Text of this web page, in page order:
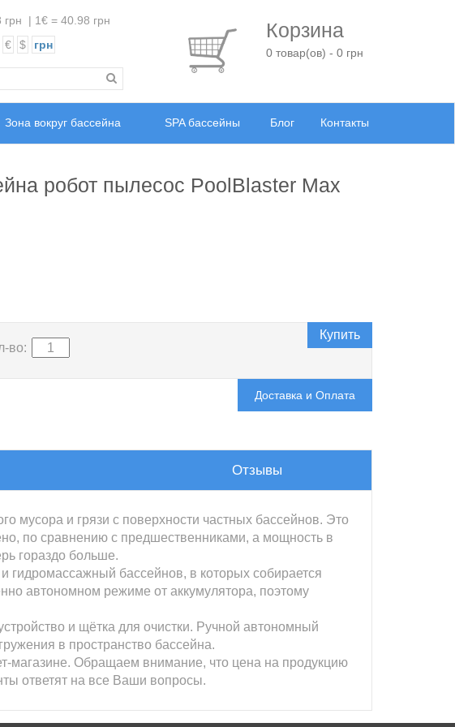
грн | 1€ = 40.98 грн
€
$ грн
Корзина
0 товар(ов) - 0 грн
Зона вокруг бассейна SPA бассейны Блог Контакты
робот пылесос PoolBlaster Max
во:
Купить
Доставка и Оплата
Отзывы
мусора и грязи с поверхности частных бассейнов. Это
по сравнению с предшественниками, а мощность в
гораздо больше.
бассейнов, в которых собирается
автономном режиме от аккумулятора, поэтому
и щётка для очистки. Ручной автономный
в пространство бассейна.
магазине. Обращаем внимание, что цена на продукцию
ответят на все Ваши вопросы.